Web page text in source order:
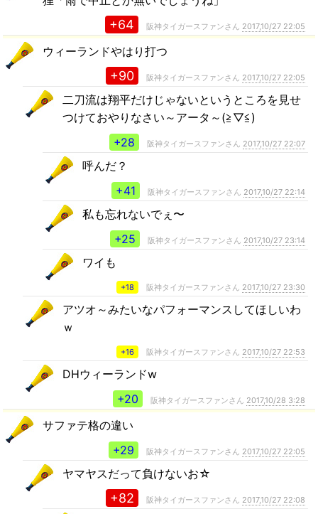
+64 阪神タイガースファンさん 2017,10/27 22:05
ウィーランドやはり打つ
+90 阪神タイガースファンさん 2017,10/27 22:05
二刀流は翔平だけじゃないというところを見せ
つけておやりなさい～アータ～(≧▽≦)
+28
阪神タイガースファンさん 2017,10/27 22:07
呼んだ？
+41
阪神タイガースファンさん 2017,10/27 22:14
私も忘れないでぇ〜
+25
阪神タイガースファンさん 2017,10/27 23:14
ワイも
+18 阪神タイガースファンさん 2017,10/27 23:30
アツオ～みたいなパフォーマンスしてほしいわ
ｗ
+16 阪神タイガースファンさん 2017,10/27 22:53
DHウィーランドw
+20
阪神タイガースファンさん 2017,10/28 3:28
サファテ格の違い
+29
阪神タイガースファンさん 2017,10/27 22:05
ヤマヤスだって負けないお☆
+82 阪神タイガースファンさん 2017,10/27 22:08